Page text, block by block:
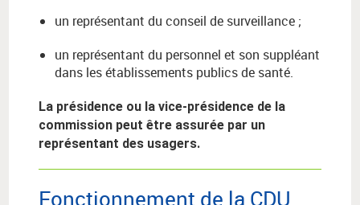
un représentant du conseil de surveillance ;
un représentant du personnel et son suppléant
dans les établissements publics de santé.
La présidence ou la vice-présidence de la
commission peut être assurée par un
représentant des usagers.
Fonctionnement de la CDU